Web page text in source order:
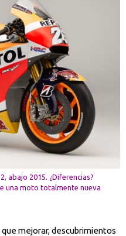
abajo 2015. ¿Diferencias?
una moto totalmente nueva
mejorar, descubrimientos